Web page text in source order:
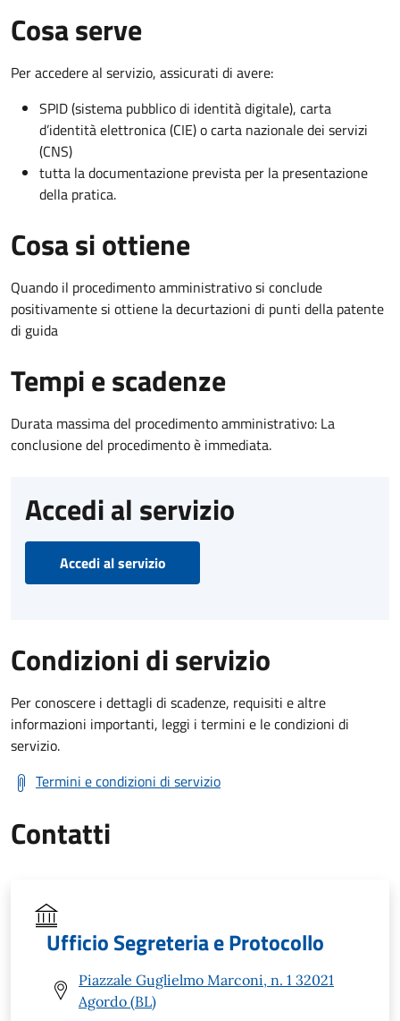
Cosa serve
Per accedere al servizio, assicurati di avere:
SPID (sistema pubblico di identità digitale), carta
d’identità elettronica (CIE) o carta nazionale dei servizi
(CNS)
tutta la documentazione prevista per la presentazione
della pratica.
Cosa si ottiene
Quando il procedimento amministrativo si conclude
positivamente si ottiene la decurtazioni di punti della patente
di guida
Tempi e scadenze
Durata massima del procedimento amministrativo: La
conclusione del procedimento è immediata.
Accedi al servizio
Accedi al servizio
Condizioni di servizio
Per conoscere i dettagli di scadenze, requisiti e altre
informazioni importanti, leggi i termini e le condizioni di
servizio.
Termini e condizioni di servizio
Contatti
Ufficio Segreteria e Protocollo
Piazzale Guglielmo Marconi, n. 1 32021
Agordo (BL)